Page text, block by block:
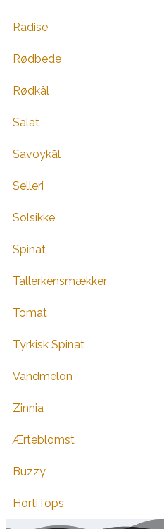
Radise
Rødbede
Rødkål
Salat
Savoykål
Selleri
Solsikke
Spinat
Tallerkensmækker
Tomat
Tyrkisk Spinat
Vandmelon
Zinnia
Ærteblomst
Buzzy
HortiTops